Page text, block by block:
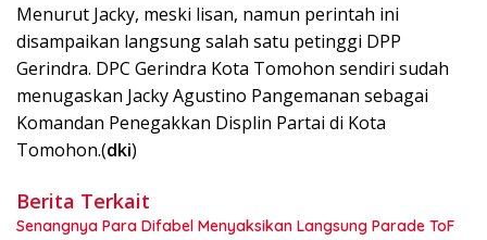
Menurut Jacky, meski lisan, namun perintah ini
disampaikan langsung salah satu petinggi DPP
Gerindra. DPC Gerindra Kota Tomohon sendiri sudah
menugaskan Jacky Agustino Pangemanan sebagai
Komandan Penegakkan Displin Partai di Kota
Tomohon.(dki)
Berita Terkait
Senangnya Para Difabel Menyaksikan Langsung Parade ToF